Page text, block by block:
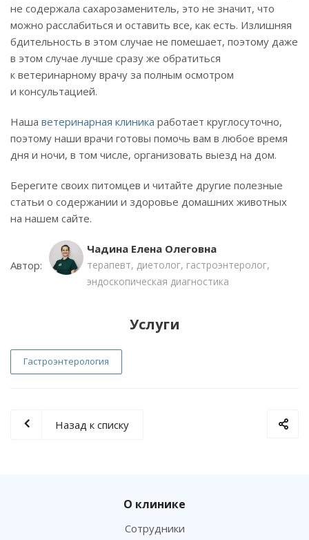
не содержала сахарозаменитель, это не значит, что
можно расслабиться и оставить все, как есть. Излишняя
бдительность в этом случае не помешает, поэтому даже
в этом случае лучше сразу же обратиться
к ветеринарному врачу за полным осмотром
и консультацией.
Наша ветеринарная клиника работает круглосуточно,
поэтому наши врачи готовы помочь вам в любое время
дня и ночи, в том числе, организовать выезд на дом.
Берегите своих питомцев и читайте другие полезные
статьи о содержании и здоровье домашних животных
на нашем сайте.
Автор:
Чадина Елена Олеговна
терапевт, диетолог, гастроэнтеролог,
эндоскопическая диагностика
Услуги
Гастроэнтерология
Назад к списку
О клинике
Сотрудники